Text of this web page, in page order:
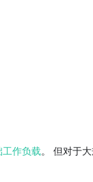
工作负载。 但对于